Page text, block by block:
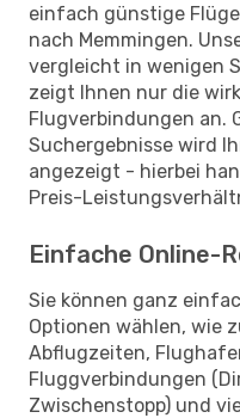
einfach günstige
nach Memmingen.
vergleicht in wenigen
zeigt Ihnen nur die
Flugverbindungen an.
Suchergebnisse wird
angezeigt - hierbei
Preis-
Einfache Online-
Sie können ganz
Optionen wählen, wie
Abflugzeiten,
Fluggverbindungen
Zwischenstopp) und